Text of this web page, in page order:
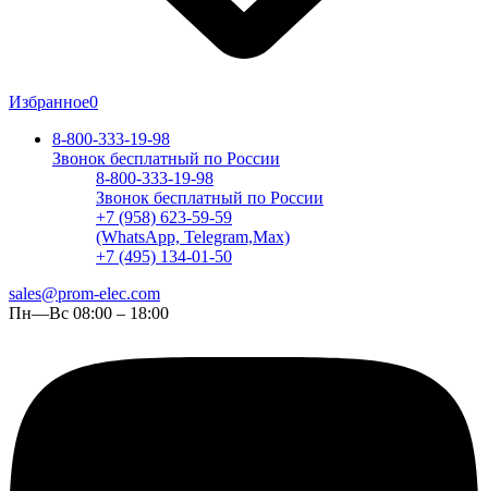
Избранное0
8-800-333-19-98
Звонок бесплатный по России
8-800-333-19-98
Звонок бесплатный по России
+7 (958) 623-59-59
(WhatsApp, Telegram,Max)
+7 (495) 134-01-50
sales@prom-elec.com
Пн—Вс 08:00 – 18:00